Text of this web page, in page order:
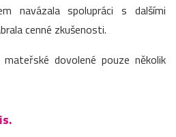
navázala spolupráci s dalšími
cenné zkušenosti.
dovolené pouze několik